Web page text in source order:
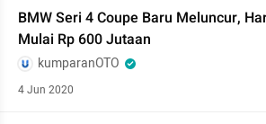
BMW Seri 4 Coupe Baru Meluncur,
Mulai Rp 600 Jutaan
kumparanOTO
4 Jun 2020